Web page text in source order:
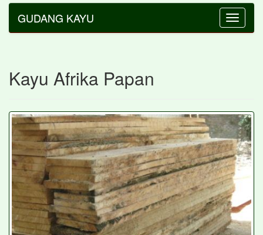
Toggle
GUDANG KAYU
Kayu Afrika Papan